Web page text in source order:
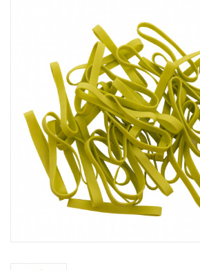
Kreuzgummibänder/X-Bands
Fastfix-Spannbänder
Geknotete Elastikschlaufe
Schwarze Gummibänder –
Sonderangebot!